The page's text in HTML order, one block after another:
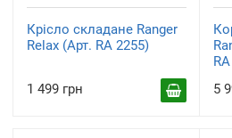
Крісло складане Ranger
Relax (Арт. RA 2255)
1 499 грн
5